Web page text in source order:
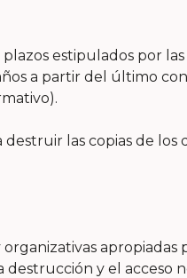
estipulados por las
a partir del último
las copias de los
apropiadas
destrucción y el acceso